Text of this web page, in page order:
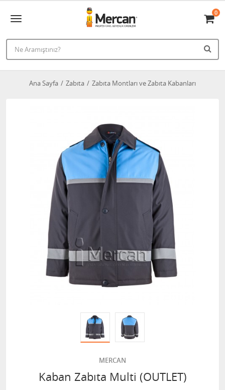
0
Ana Sayfa Zabıta Zabıta Montları ve Zabıta Kabanları
MERCAN
Kaban Zabıta Multi (OUTLET)